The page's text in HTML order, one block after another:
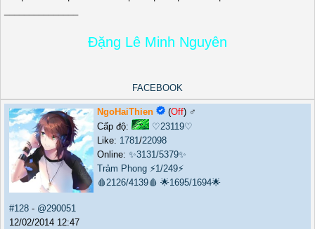
Đặng Lê Minh Nguyên
FACEBOOK
NgoHaiThien (Off) ♂️
Cấp độ:
♡23119♡
Like: 1781/22098
Online: ✨3131/5379✨
Trảm Phong ⚡1/249⚡
🩸2126/4139🩸 🌟1695/1694🌟
#128 - @290051
12/02/2014 12:47